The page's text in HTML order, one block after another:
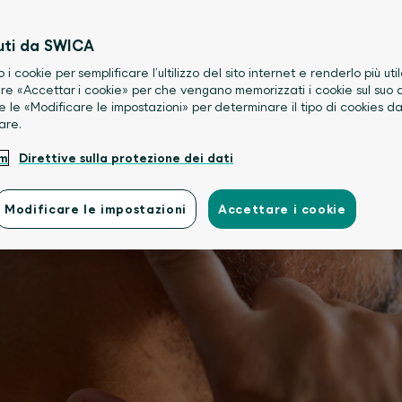
da SWICA
i cookie per semplificare l’ultilizzo del sito internet e renderlo più
«Accettar i cookie» per che vengano memorizzati i cookie sul suo
le «Modificare le impostazioni» per determinare il tipo di cookies da
Direttive sulla protezione dei dati
Modificare le impostazioni Accettare i cookie